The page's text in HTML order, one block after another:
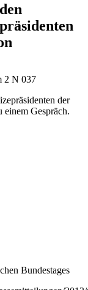
2 N 037
der
Gespräch.
Bundestages